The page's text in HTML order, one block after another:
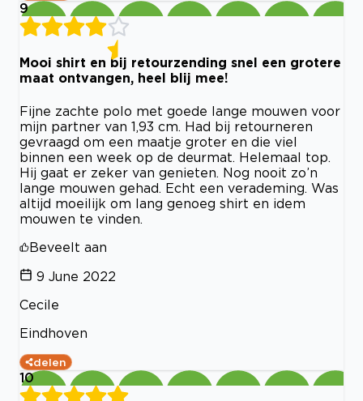
9
Mooi shirt en bij retourzending snel een grotere
maat ontvangen, heel blij mee!
Fijne zachte polo met goede lange mouwen voor
mijn partner van 1,93 cm. Had bij retourneren
gevraagd om een maatje groter en die viel
binnen een week op de deurmat. Helemaal top.
Hij gaat er zeker van genieten. Nog nooit zo’n
lange mouwen gehad. Echt een verademing. Was
altijd moeilijk om lang genoeg shirt en idem
mouwen te vinden.
Beveelt aan
9 June 2022
Cecile
Eindhoven
delen
10